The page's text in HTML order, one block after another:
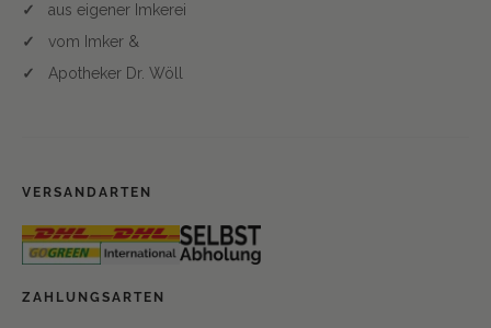
aus eigener Imkerei
vom Imker &
Apotheker Dr. Wöll
VERSANDARTEN
ZAHLUNGSARTEN